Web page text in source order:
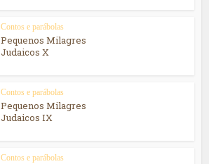
Contos e parábolas
Pequenos Milagres
Judaicos X
Contos e parábolas
Pequenos Milagres
Judaicos IX
Contos e parábolas